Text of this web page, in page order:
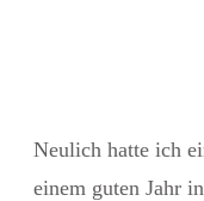
Neulich hatte ich
einem guten Jahr